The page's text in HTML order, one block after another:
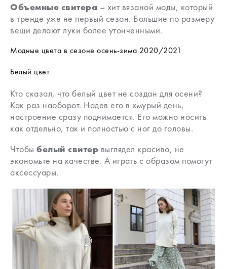
Объемные свитера – хит вязаной моды, который
в тренде уже не первый сезон. Большие по размеру
вещи делают луки более утонченными.
Модные цвета в сезоне осень-зима 2020/2021
Белый цвет
Кто сказал, что белый цвет не создан для осени?
Как раз наоборот. Надев его в хмурый день,
настроение сразу поднимается. Его можно носить
как отдельно, так и полностью с ног до головы.
Чтобы белый свитер выглядел красиво, не
экономьте на качестве. А играть с образом помогут
аксессуары.